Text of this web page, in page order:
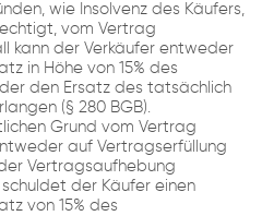
wie Insolvenz des Käufers,
vom Vertrag
kann der Verkäufer entweder
in Höhe von 15% des
den Ersatz des tatsächlich
(§ 280 BGB).
Grund vom Vertrag
auf Vertragserfüllung
Vertragsaufhebung
der Käufer einen
von 15% des